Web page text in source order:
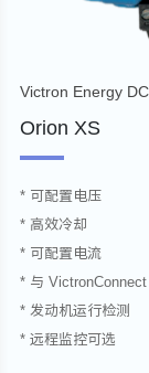
Victron Energy
Orion XS
* 可配置电压
* 高效冷却
* 可配置电流
* 与
* 发动机运行检测
* 远程监控可选